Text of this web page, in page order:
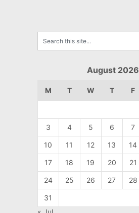
August 2026
M T W T F
3 4 5 6 7
10 11 12 13 14
17 18 19 20 21
24 25 26 27 28
31